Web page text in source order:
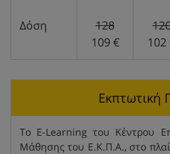
Δόση
128
109 €
102
Εκπτωτική
Το E-Learning του Κέντρου
Μάθησης του Ε.Κ.Π.Α., στο